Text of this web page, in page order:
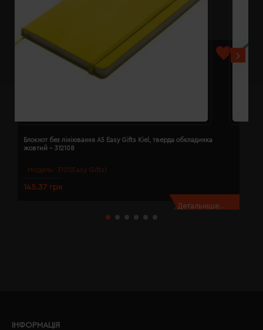
Модель: 3121(Easy Gifts)
Блокнот без лініювання A5 Easy Gifts Kiel, тверда обкладинка
жовтий - 312108
145.37 грн
Детальніше...
ІНФОРМАЦІЯ